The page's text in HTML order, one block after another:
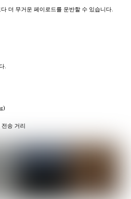
더 무거운 페이로드를 운반할 수 있습니다.
.
송 거리